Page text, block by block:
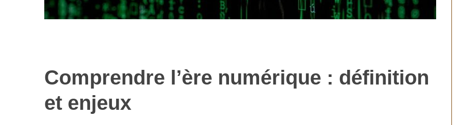
Comprendre l’ère numérique : définition
et enjeux
Les nouvelles technologies
Aliments ultra-transformés